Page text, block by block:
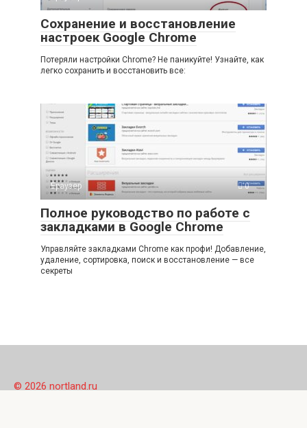
Сохранение и восстановление
настроек Google Chrome
Потеряли настройки Chrome? Не паникуйте! Узнайте, как
легко сохранить и восстановить все:
Браузер 0
Полное руководство по работе с
закладками в Google Chrome
Управляйте закладками Chrome как профи! Добавление,
удаление, сортировка, поиск и восстановление — все
секреты
© 2026 nortland.ru